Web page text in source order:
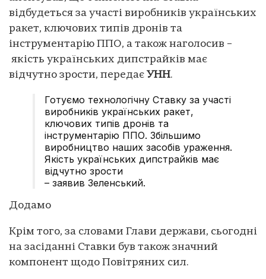
відбудеться за участі виробників українських
ракет, ключових типів дронів та
інструментарію ППО, а також наголосив –
якість українських дипстрайків має
відчутно зрости, передає УНН.
Готуємо технологічну Ставку за участі
виробників українських ракет,
ключових типів дронів та
інструментарію ППО. Збільшимо
виробництво наших засобів ураження.
Якість українських дипстрайків має
відчутно зрости
– заявив Зеленський.
Додамо
Крім того, за словами Глави держави, сьогодні
на засіданні Ставки був також значний
компонент щодо Повітряних сил.